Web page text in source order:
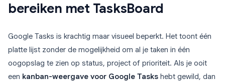
bereiken met TasksBoard
Google Tasks is krachtig maar visueel beperkt. Het toont één
platte lijst zonder de mogelijkheid om al je taken in één
oogopslag te zien op status, project of prioriteit. Als je ooit
een kanban-weergave voor Google Tasks hebt gewild, dan